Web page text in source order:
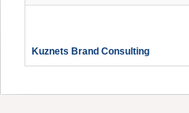
Kuznets Brand Consulting